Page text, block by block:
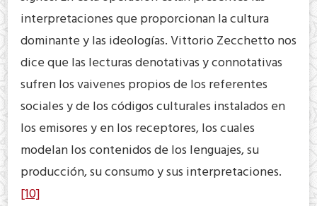
interpretaciones que proporcionan la cultura
dominante y las ideologías. Vittorio Zecchetto nos
dice que las lecturas denotativas y connotativas
sufren los vaivenes propios de los referentes
sociales y de los códigos culturales instalados en
los emisores y en los receptores, los cuales
modelan los contenidos de los lenguajes, su
producción, su consumo y sus interpretaciones.
[10]